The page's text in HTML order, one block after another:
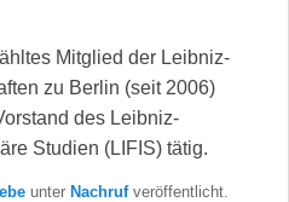
Mitglied der Leibniz-
zu Berlin (seit 2006)
des Leibniz-
Studien (LIFIS) tätig.
unter Nachrufveröffentlicht.